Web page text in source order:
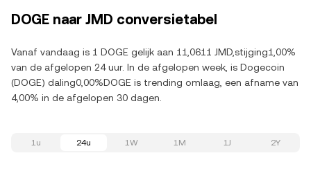
DOGE naar JMD conversietabel
Vanaf vandaag is 1 DOGE gelijk aan 11,0611 JMD,stijging1,00%
van de afgelopen 24 uur. In de afgelopen week, is Dogecoin
(DOGE) daling0,00%DOGE is trending omlaag, een afname van
4,00% in de afgelopen 30 dagen.
1u 24u 1W 1M 1J 2Y